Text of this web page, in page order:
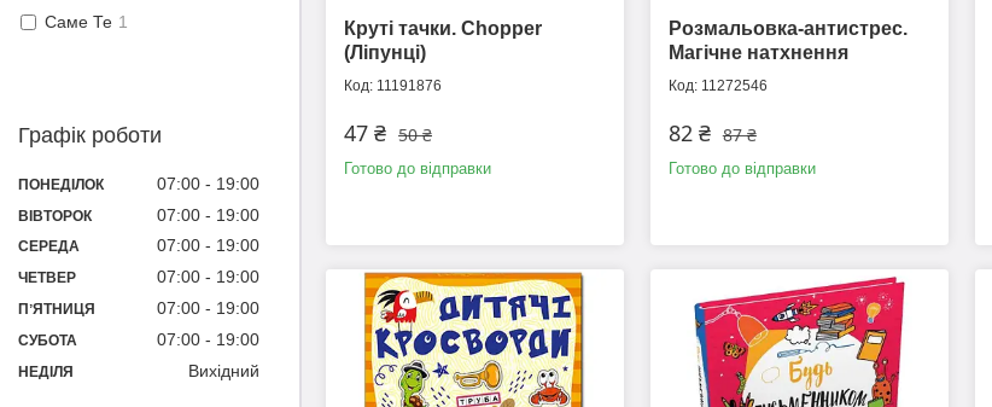
Круті тачки. Chopper
(Ліпунці)
11191876
50 ₴
47 ₴
Готово до відправки
Розмальовка-антистрес.
Магічне натхнення
11272546
87 ₴
82 ₴
Готово до відправки
Саме Те 1
Графік роботи
ПОНЕДІЛОК 07:00 19:00
ВІВТОРОК 07:00 19:00
СЕРЕДА 07:00 19:00
ЧЕТВЕР 07:00 19:00
ПʼЯТНИЦЯ 07:00 19:00
СУБОТА 07:00 19:00
НЕДІЛЯ Вихідний